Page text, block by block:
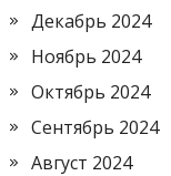
Декабрь 2024
Ноябрь 2024
Октябрь 2024
Сентябрь 2024
Август 2024